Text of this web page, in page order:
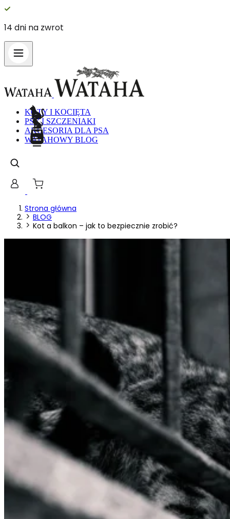
KOTY I KOCIĘTA
PSY I SZCZENIAKI
AKCESORIA DLA PSA
WATAHOWY BLOG
Strona główna
BLOG
Kot a balkon – jak to bezpiecznie zrobić?
Statystyczne pliki cookie
Marketingowe pliki cookie
Nieklasyfikowane pliki cookie, to